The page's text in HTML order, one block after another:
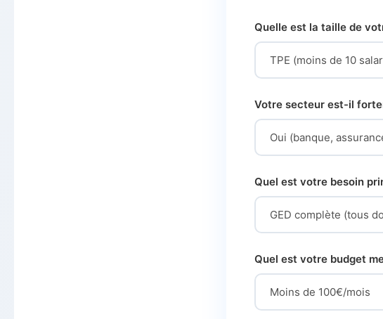
Quelle est la taille de
Votre secteur est-il
Quel est votre besoin
Quel est votre budget